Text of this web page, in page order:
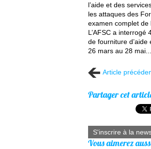
l’aide et des
les attaques des
examen complet de
L’AFSC a
de fourniture
26 mars au 28 mai...
Article
Partager cet
S'inscrire à la
Vous aimerez